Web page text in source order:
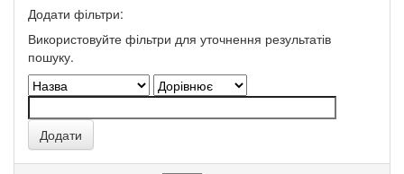
Додати фільтри:
Використовуйте фільтри для уточнення результатів
пошуку.